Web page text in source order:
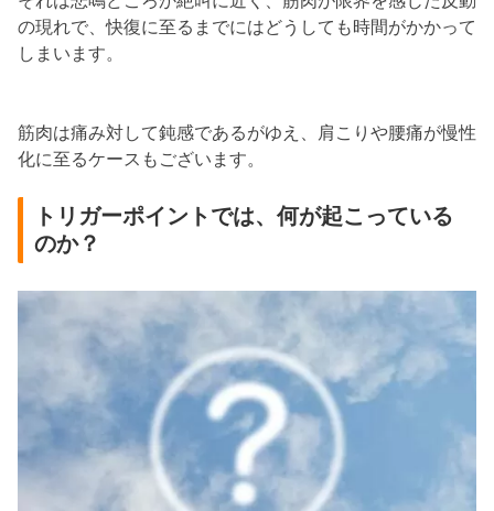
の現れで、快復に至るまでにはどうしても時間がかかって
しまいます。
筋肉は痛み対して鈍感であるがゆえ、肩こりや腰痛が慢性
化に至るケースもございます。
トリガーポイントでは、何が起こっている
のか？